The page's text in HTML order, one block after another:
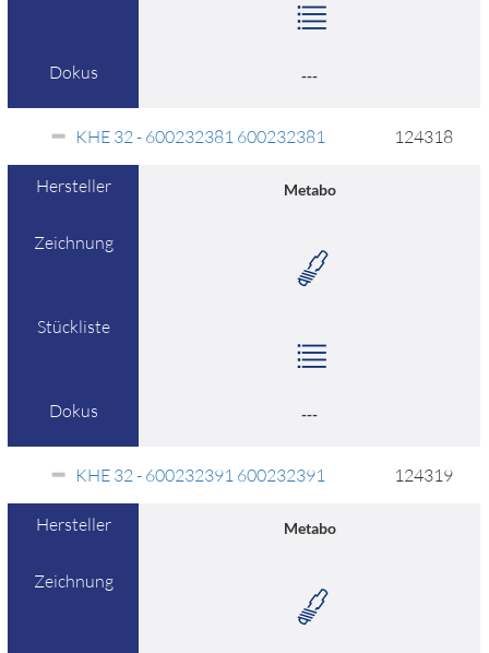
Dokus ---
KHE 32 - 600232381 600232381 124318
Hersteller Metabo
Zeichnung
Stückliste
Dokus ---
KHE 32 - 600232391 600232391 124319
Hersteller Metabo
Zeichnung